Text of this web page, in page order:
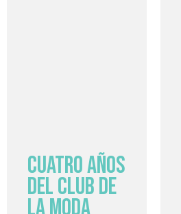
Cuatro Años
del Club de
la Moda